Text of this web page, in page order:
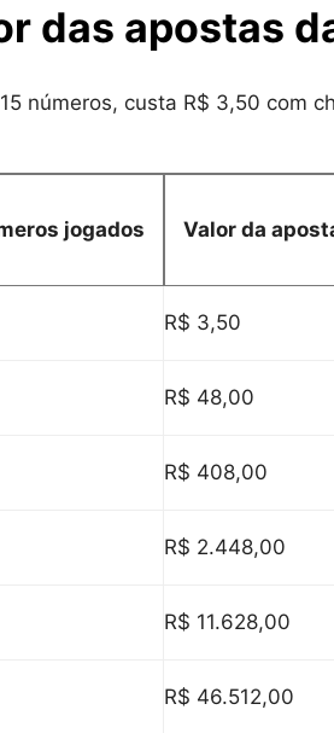
das apostas
números, custa R$ 3,50 com
jogados Valor da
R$ 3,50
R$ 48,00
R$ 408,00
R$ 2.448,00
R$ 11.628,00
R$ 46.512,00